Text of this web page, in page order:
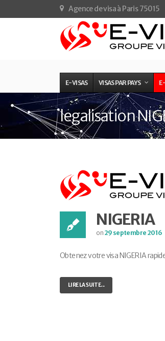
Agence de visa à Paris 75015
E-VISAS VISAS PAR PAYS
legalisation
NIGERIA
on 29 septembre 2016
Obtenez votre visa NIGERIA
LIRE LA SUITE...